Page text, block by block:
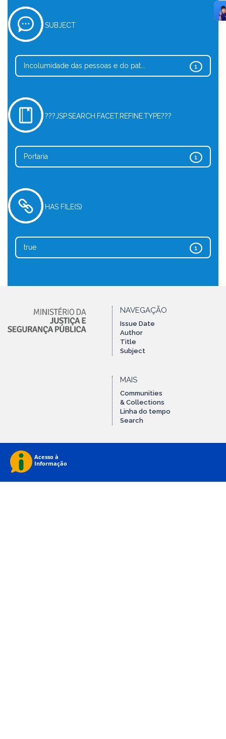
SUBJECT
1
Incolumidade das pessoas e do pat...
???JSP.SEARCH.FACET.REFINE.TYPE???
1
Portaria
HAS FILE(S)
1
true
NAVEGAÇÃO
Issue Date
Author
Title
Subject
MAIS
Communities
& Collections
Linha do tempo
Search